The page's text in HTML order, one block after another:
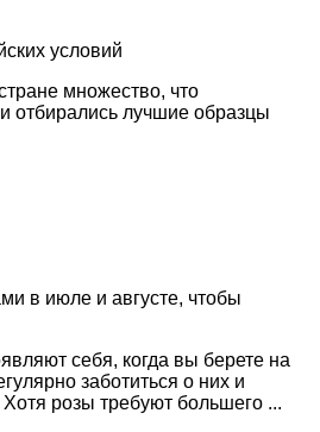
условий
множество, что
отбирались лучшие образцы
в июле и августе, чтобы
себя, когда вы берете на
заботиться о них и
розы требуют большего ...